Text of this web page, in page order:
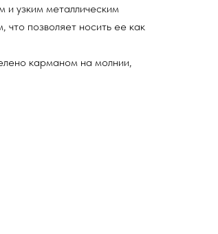
узким металлическим
позволяет носить ее как
карманом на молнии,